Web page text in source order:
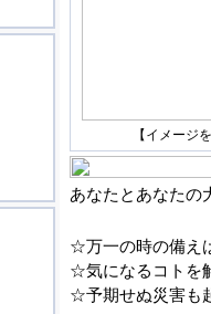
【イメージ
あなたとあなたの
☆万一の時の備え
☆気になるコトを
☆予期せぬ災害も